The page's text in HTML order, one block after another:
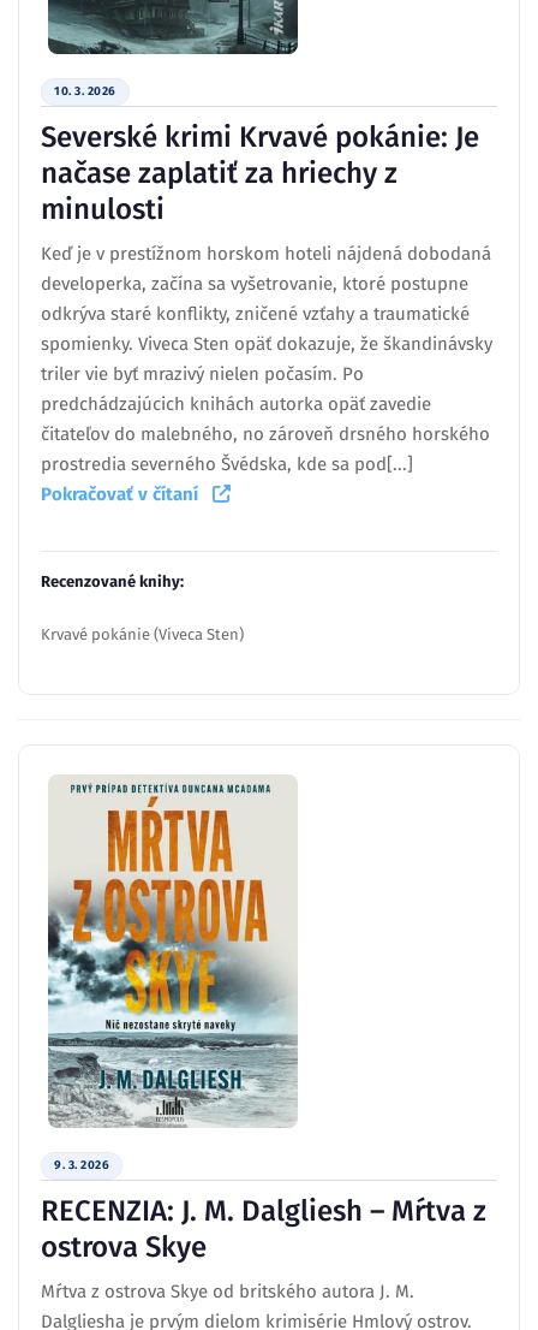
10. 3. 2026
Severské krimi Krvavé pokánie: Je
načase zaplatiť za hriechy z
minulosti
Keď je v prestížnom horskom hoteli nájdená dobodaná
developerka, začína sa vyšetrovanie, ktoré postupne
odkrýva staré konflikty, zničené vzťahy a traumatické
spomienky. Viveca Sten opäť dokazuje, že škandinávsky
triler vie byť mrazivý nielen počasím. Po
predchádzajúcich knihách autorka opäť zavedie
čitateľov do malebného, no zároveň drsného horského
prostredia severného Švédska, kde sa pod[...]
Pokračovať v čítaní
Recenzované knihy:
Krvavé pokánie (Viveca Sten)
9. 3. 2026
RECENZIA: J. M. Dalgliesh – Mŕtva z
ostrova Skye
Mŕtva z ostrova Skye od britského autora J. M.
Dalgliesha je prvým dielom krimisérie Hmlový ostrov.